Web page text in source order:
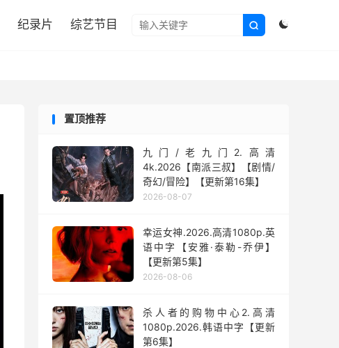


纪录片 综艺节目
置顶推荐
九门/老九门2.高清
4k.2026【南派三叔】【剧情/
奇幻/冒险】【更新第16集】
2026-08-07
幸运女神.2026.高清1080p.英
语中字【安雅·泰勒-乔伊】
【更新第5集】
2026-08-06
杀人者的购物中心2.高清
1080p.2026.韩语中字【更新
第6集】